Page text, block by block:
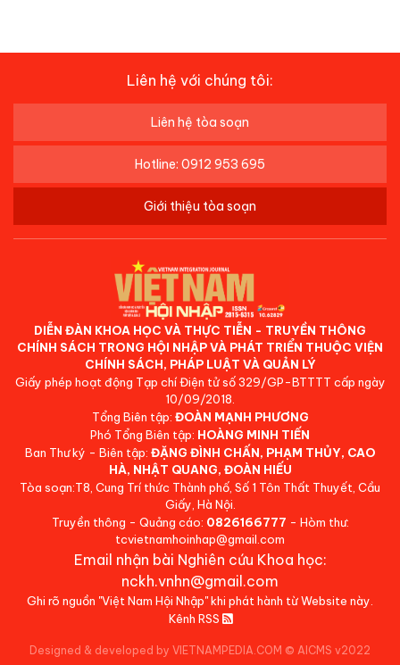
Liên hệ với chúng tôi:
Liên hệ tòa soạn
Hotline: 0912 953 695
Giới thiệu tòa soạn
DIỄN ĐÀN KHOA HỌC VÀ THỰC TIỄN - TRUYỀN THÔNG
CHÍNH SÁCH TRONG HỘI NHẬP VÀ PHÁT TRIỂN THUỘC VIỆN
CHÍNH SÁCH, PHÁP LUẬT VÀ QUẢN LÝ
Giấy phép hoạt động Tạp chí Điện tử số 329/GP-BTTTT cấp ngày
10/09/2018.
Tổng Biên tập: ĐOÀN MẠNH PHƯƠNG
Phó Tổng Biên tập: HOÀNG MINH TIẾN
Ban Thư ký - Biên tập: ĐẶNG ĐÌNH CHẤN, PHẠM THỦY, CAO
HÀ, NHẬT QUANG, ĐOÀN HIẾU
Tòa soạn:T8, Cung Trí thức Thành phố, Số 1 Tôn Thất Thuyết, Cầu
Giấy, Hà Nội.
Truyền thông - Quảng cáo: 0826166777 - Hòm thư:
tcvietnamhoinhap@gmail.com
Email nhận bài Nghiên cứu Khoa học:
nckh.vnhn@gmail.com
Ghi rõ nguồn "Việt Nam Hội Nhập" khi phát hành từ Website này.
Kênh RSS
Designed & developed by VIETNAMPEDIA.COM © AICMS v2022